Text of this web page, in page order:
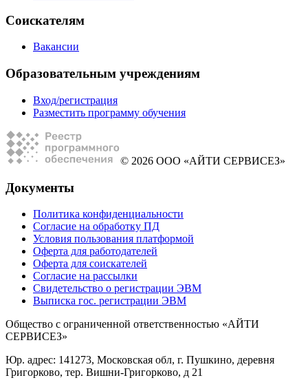
Соискателям
Вакансии
Образовательным учреждениям
Вход/регистрация
Разместить программу обучения
© 2026 ООО «АЙТИ СЕРВИСЕЗ»
Документы
Политика конфиденциальности
Согласие на обработку ПД
Условия пользования платформой
Оферта для работодателей
Оферта для соискателей
Согласие на рассылки
Свидетельство о регистрации ЭВМ
Выписка гос. регистрации ЭВМ
Общество с ограниченной ответственностью «АЙТИ
СЕРВИСЕЗ»
Юр. адрес: 141273, Московская обл, г. Пушкино, деревня
Григорково, тер. Вишни-Григорково, д 21